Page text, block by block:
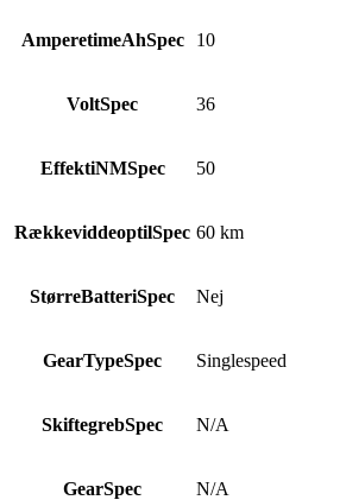
AmperetimeAhSpec 10
VoltSpec 36
EffektiNMSpec 50
RækkeviddeoptilSpec 60 km
StørreBatteriSpec Nej
GearTypeSpec Singlespeed
SkiftegrebSpec N/A
GearSpec N/A